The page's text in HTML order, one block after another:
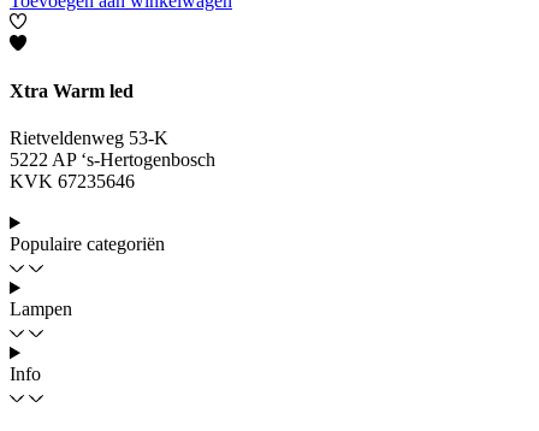
Xtra Warm led
Rietveldenweg 53-K
5222 AP ‘s-Hertogenbosch
KVK 67235646
Populaire categoriën
Lampen
Info